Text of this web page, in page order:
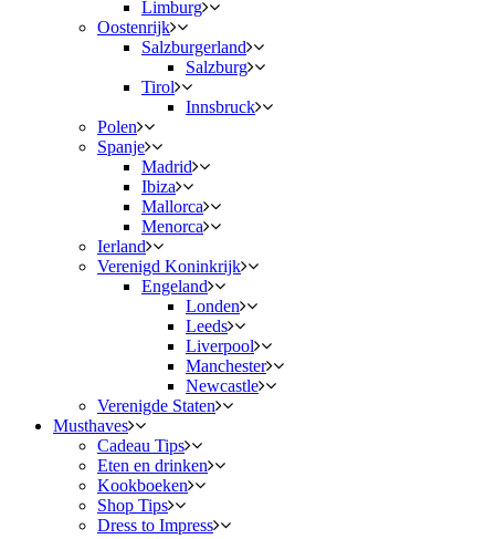
Limburg
Oostenrijk
Salzburgerland
Salzburg
Tirol
Innsbruck
Polen
Spanje
Madrid
Ibiza
Mallorca
Menorca
Ierland
Verenigd Koninkrijk
Engeland
Londen
Leeds
Liverpool
Manchester
Newcastle
Verenigde Staten
Musthaves
Cadeau Tips
Eten en drinken
Kookboeken
Shop Tips
Dress to Impress